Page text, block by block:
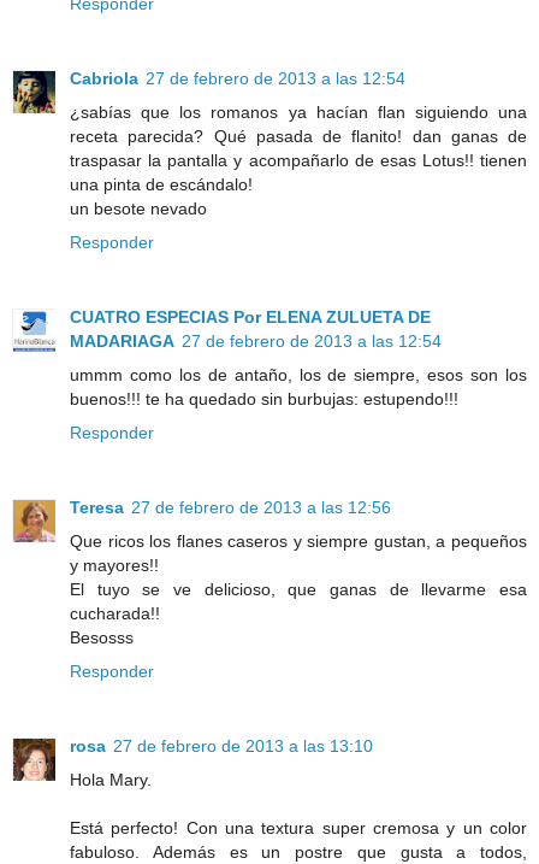
Cabriola 27 de febrero de 2013 a las 12:54
¿sabías que los romanos ya hacían flan siguiendo una
receta parecida? Qué pasada de flanito! dan ganas de
traspasar la pantalla y acompañarlo de esas Lotus!! tienen
una pinta de escándalo!
un besote nevado
Responder
CUATRO ESPECIAS Por ELENA ZULUETA DE
MADARIAGA 27 de febrero de 2013 a las 12:54
ummm como los de antaño, los de siempre, esos son los
buenos!!! te ha quedado sin burbujas: estupendo!!!
Responder
Teresa 27 de febrero de 2013 a las 12:56
Que ricos los flanes caseros y siempre gustan, a pequeños
y mayores!!
El tuyo se ve delicioso, que ganas de llevarme esa
cucharada!!
Besosss
Responder
rosa 27 de febrero de 2013 a las 13:10
Hola Mary.
Está perfecto! Con una textura super cremosa y un color
fabuloso. Además es un postre que gusta a todos,